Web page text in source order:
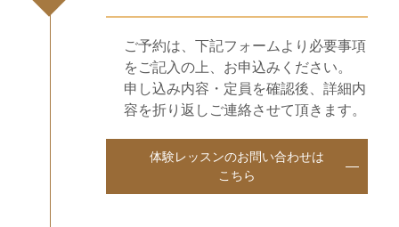
ご予約は、下記フォームより必要事項
をご記入の上、お申込みください。
申し込み内容・定員を確認後、詳細内
容を折り返しご連絡させて頂きます。
体験レッスンのお問い合わせは
こちら